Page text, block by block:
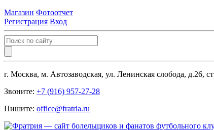
Магазин Фотоотчет
Регистрация Вход
г. Москва, м. Автозаводская, ул. Ленинская слобода, д.26,
Звоните: +7 (916) 957-27-28
Пишите: office@fratria.ru